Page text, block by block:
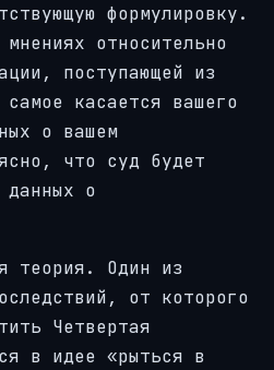
формулировку.
относительно
поступающей из
касается вашего
о вашем
что суд будет
данных о
теория. Один из
от которого
Четвертая
в идее «рыться в